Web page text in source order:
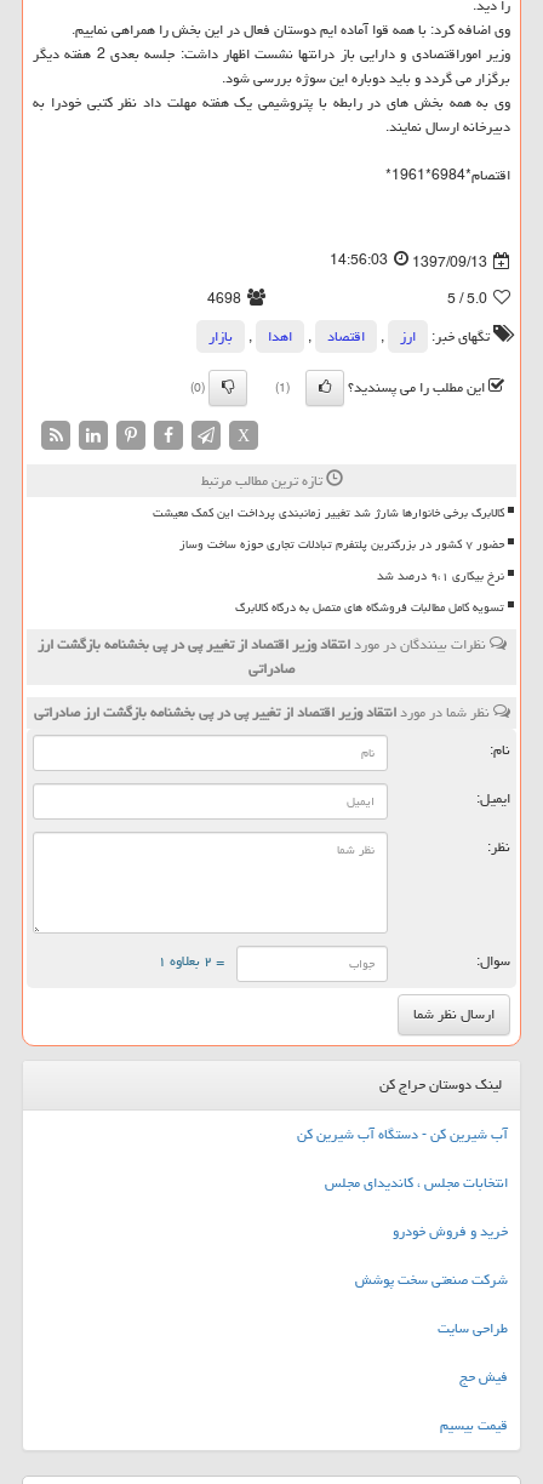
وی اضافه كرد: با همه قوا آماده ایم دوستان فعال در این بخش را همراهی نماییم.
وزیر اموراقتصادی و دارایی باز درانتها نشست اظهار داشت: جلسه بعدی 2 هفته دیگر
برگزار می گردد و باید دوباره این سوژه بررسی شود.
وی به همه بخش های در رابطه با پتروشیمی یك هفته مهلت داد نظر كتبی خودرا به
دبیرخانه ارسال نمایند.
اقتصام*6984*1961*
1397/09/13
14:56:03
5.0
/ 5
4698
تگهای خبر:
ارز , اقتصاد , اهدا ,
بازار
این مطلب را می پسندید؟
(1)
(0)
X
تازه ترین مطالب مرتبط
کالابرگ برخی خانوارها شارژ شد تغییر زمانبندی پرداخت این کمک معیشت
حضور ۷ کشور در بزرگترین پلتفرم تبادلات تجاری حوزه ساخت وساز
نرخ بیکاری ۹،۱ درصد شد
تسویه کامل مطالبات فروشگاه های متصل به درگاه کالابرگ
نظرات بینندگان در موردانتقاد وزیر اقتصاد از تغییر پی در پی بخشنامه بازگشت ارز
صادراتی
نظر شما در موردانتقاد وزیر اقتصاد از تغییر پی در پی بخشنامه بازگشت ارز صادراتی
نام:
ایمیل:
نظر:
سوال: = ۲ بعلاوه ۱
لینک دوستان حراج کن
آب شیرین کن - دستگاه آب شیرین کن
انتخابات مجلس ، کاندیدای مجلس
خرید و فروش خودرو
شرکت صنعتی سخت پوشش
طراحی سایت
فیش حج
قیمت بیسیم